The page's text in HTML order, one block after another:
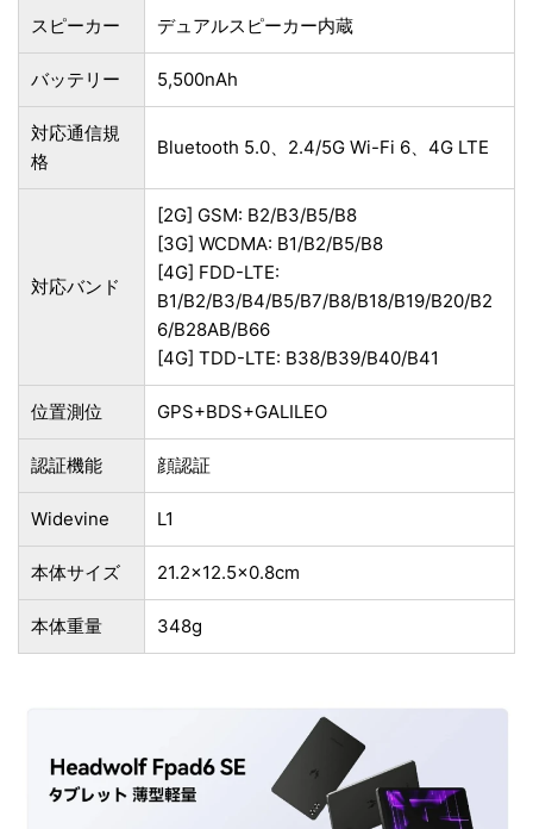
スピーカー デュアルスピーカー内蔵
バッテリー 5,500nAh
対応通信規
格
Bluetooth 5.0、2.4/5G Wi-Fi 6、4G LTE
対応バンド
[2G] GSM: B2/B3/B5/B8
[3G] WCDMA: B1/B2/B5/B8
[4G] FDD-LTE:
B1/B2/B3/B4/B5/B7/B8/B18/B19/B20/B2
6/B28AB/B66
[4G] TDD-LTE: B38/B39/B40/B41
位置測位 GPS+BDS+GALILEO
認証機能 顔認証
Widevine L1
本体サイズ 21.2×12.5×0.8cm
本体重量 348g